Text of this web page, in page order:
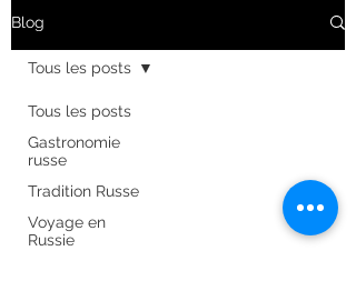
Blog
Tous les posts
Gastronomie
russe
Tradition Russe
Voyage en
Russie
Tous les posts